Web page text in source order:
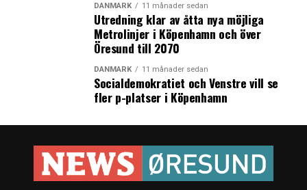
DANMARK 11 månader sedan
Utredning klar av åtta nya möjliga
Metrolinjer i Köpenhamn och över
Öresund till 2070
DANMARK 11 månader sedan
Socialdemokratiet och Venstre vill se
fler p-platser i Köpenhamn